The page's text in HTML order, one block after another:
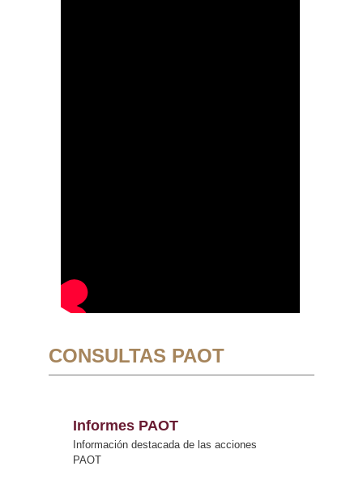
CONSULTAS PAOT
Informes PAOT
Información destacada de las acciones
PAOT